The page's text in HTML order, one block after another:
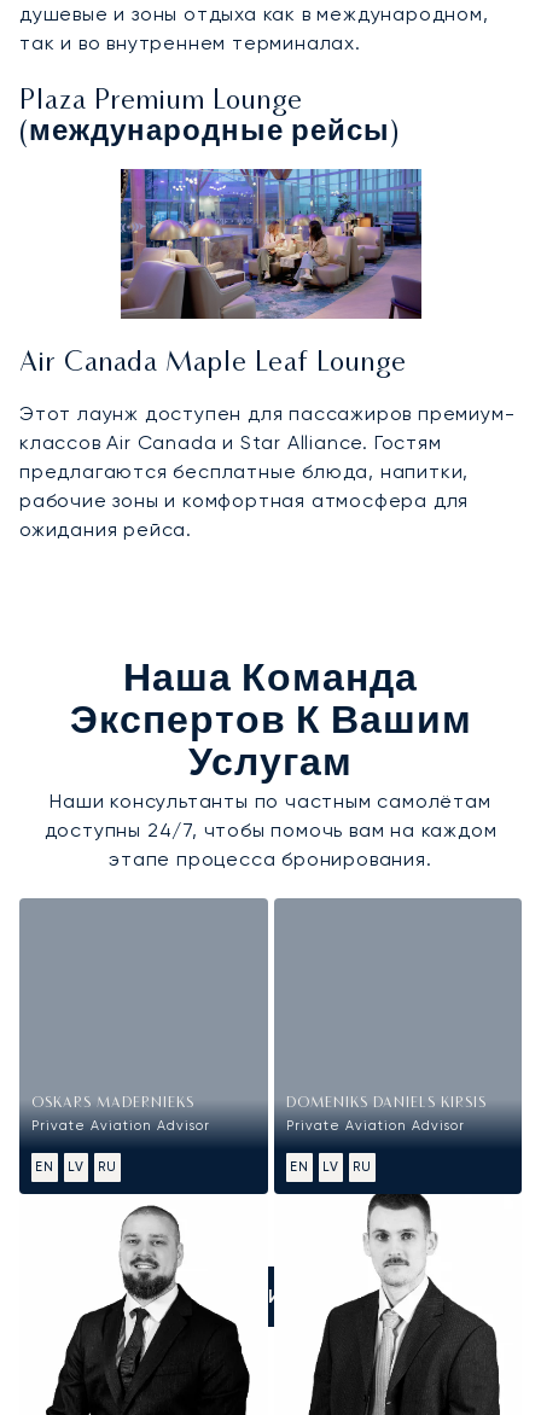
душевые и зоны отдыха как в международном,
так и во внутреннем терминалах.
Plaza Premium Lounge
(международные рейсы)
Air Canada Maple Leaf Lounge
Этот лаунж доступен для пассажиров премиум-
классов Air Canada и Star Alliance. Гостям
предлагаются бесплатные блюда, напитки,
рабочие зоны и комфортная атмосфера для
ожидания рейса.
Наша Команда
Экспертов К Вашим
Услугам
Наши консультанты по частным самолётам
доступны 24/7, чтобы помочь вам на каждом
этапе процесса бронирования.
OSKARS MADERNIEKS
Private Aviation Advisor
EN LV RU
DOMENIKS DANIELS KIRSIS
Private Aviation Advisor
EN LV RU
ПОЗВОНИТЕ НАМ